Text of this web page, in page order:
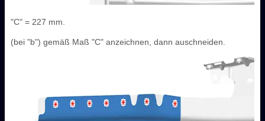
"C" = 227 mm.
(bei "b") gemäß Maß "C" anzeichnen, dann auschneiden.